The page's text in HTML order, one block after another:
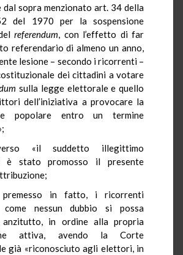
dal sopra menzionato art. 34 della
del 1970 per la sospensione
referendum, con l’effetto di far
referendario di almeno un anno,
lesione – secondo i ricorrenti –
dei cittadini a votare
sulla legge elettorale e quello
dell’iniziativa a provocare la
popolare entro un termine
«il suddetto illegittimo
è stato promosso il presente
in fatto, i ricorrenti
come nessun dubbio si possa
anzitutto, in ordine alla propria
attiva, avendo la Corte
già «riconosciuto agli elettori, in